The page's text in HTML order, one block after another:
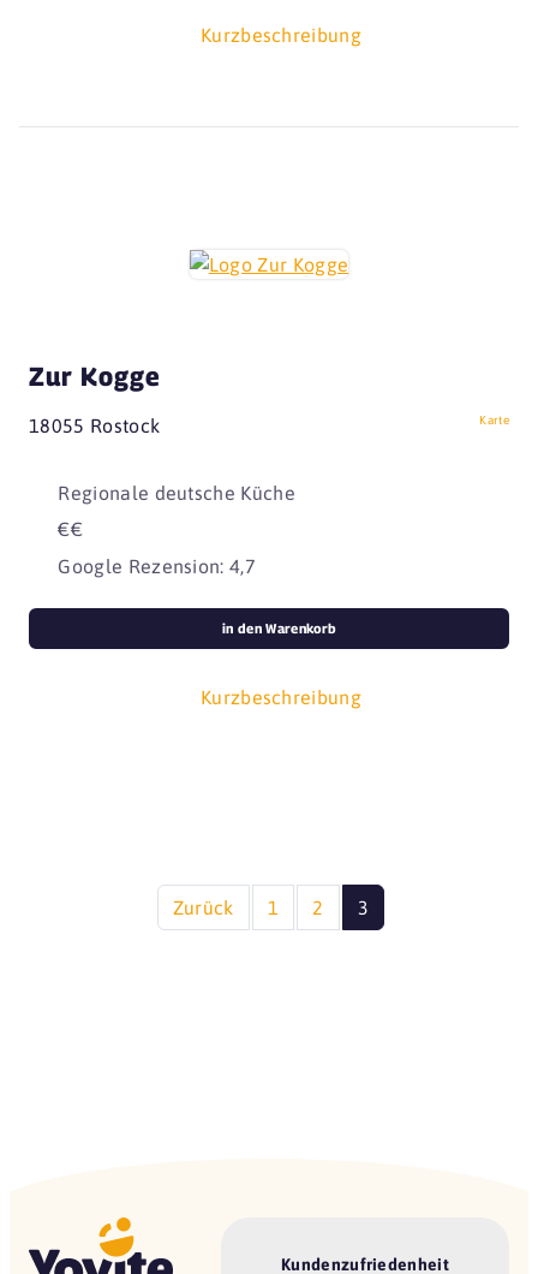
Kurzbeschreibung
Zur Kogge
18055 Rostock Karte
Regionale deutsche Küche
€€
Google Rezension: 4,7
Kurzbeschreibung
in den Warenkorb
Zurück 1 2 3
Kundenzufriedenheit